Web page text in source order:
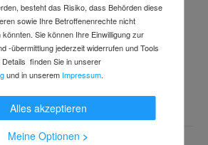
Art.-Nr. 52409368
Lieferzeit: 2-4 Arbeitstage
919,99 €
inkl. MwSt.
besteht das Risiko, dass Behörden diese
sowie Ihre Betroffenenrechte nicht
Sie können Ihre Einwilligung zur
-übermittlung jederzeit widerrufen und Tools
finden Sie in unserer
und in unserem Impressum.
Alles akzeptieren
Meine Optionen >